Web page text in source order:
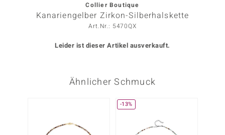
Collier Boutique
Kanariengelber Zirkon-Silberhalskette
Art.Nr.: 5470QX
Leider ist dieser Artikel ausverkauft.
Ähnlicher Schmuck
-13%